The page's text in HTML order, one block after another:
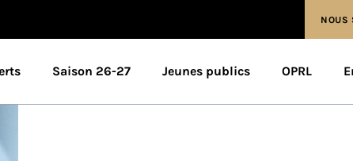
NOUS
Saison 26-27 Jeunes publics OPRL